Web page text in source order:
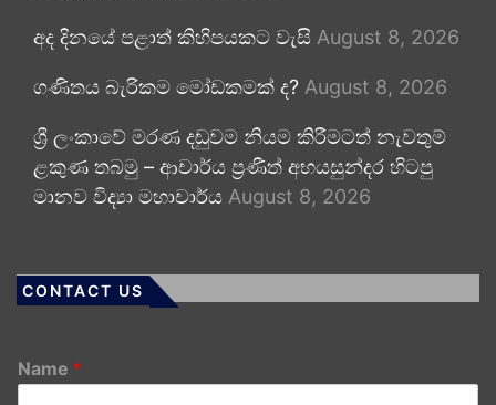
අද දිනයේ පළාත් කිහිපයකට වැසි August 8, 2026
ගණිතය බැරිකම මෝඩකමක් ද? August 8, 2026
ශ්‍රී ලංකාවේ මරණ දඬුවම නියම කිරීමටත් නැවතුම්
ළකුණ තබමු – ආචාර්ය ප්‍රණීත් අභයසුන්දර හිටපු
මානව විද්‍යා මහාචාර්ය August 8, 2026
CONTACT US
Name *